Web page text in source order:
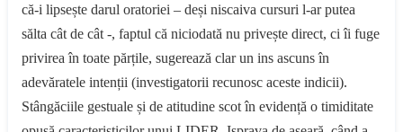
că-i lipsește darul oratoriei – deși niscaiva cursuri l-ar putea
sălta cât de cât -, faptul că niciodată nu privește direct, ci îi fuge
privirea în toate părțile, sugerează clar un ins ascuns în
adevăratele intenții (investigatorii recunosc aceste indicii).
Stângăciile gestuale și de atitudine scot în evidență o timiditate